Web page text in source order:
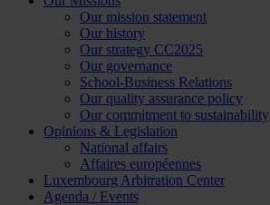
Our mission statement
Our history
Our strategy CC2025
Our governance
School-Business Relations
Our quality assurance policy
Our commitment to sustainability
Opinions & Legislation
National affairs
Affaires européennes
Luxembourg Arbitration Center
Agenda / Events